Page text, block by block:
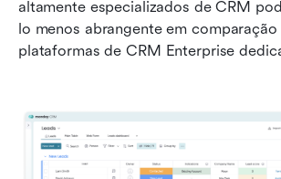
altamente especializados de CRM
lo menos abrangente em
plataformas de CRM Enterprise